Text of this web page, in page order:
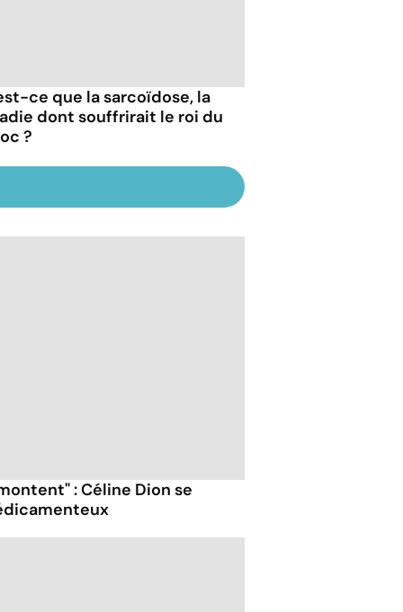
ce que la sarcoïdose, la
dont souffrirait le roi du
?
: Céline Dion se